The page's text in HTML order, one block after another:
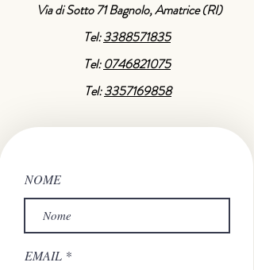
Via di Sotto 71 Bagnolo, Amatrice (RI)
Tel:3388571835
Tel:0746821075
Tel:3357169858
NOME
EMAIL